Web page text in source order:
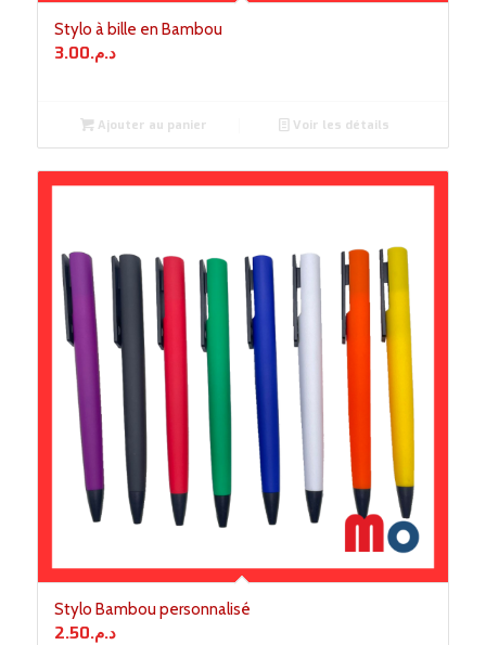
Stylo à bille en Bambou
د.م.3.00
Ajouter au panier Voir les détails
Stylo Bambou personnalisé
د.م.2.50